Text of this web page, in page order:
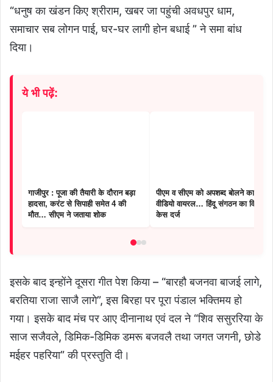
“धनुष का खंडन किए श्रीराम, खबर जा पहुंची अवधपुर धाम,
समाचार सब लोगन पाई, घर-घर लागी होन बधाई ” ने समा बांध
दिया।
ये भी पढ़ें:
गाजीपुर : पूजा की तैयारी के दौरान बड़ा
हादसा, करंट से सिपाही समेत 4 की
मौत… सीएम ने जताया शोक
पीएम व सीएम को अपशब्द बोलने का
वीडियो वायरल… हिंदू संगठन का विरोध,
केस दर्ज
इसके बाद इन्होंने दूसरा गीत पेश किया – “बारहौ बजनवा बाजई लागे,
बरतिया राजा साजै लागे”, इस बिरहा पर पूरा पंडाल भक्तिमय हो
गया। इसके बाद मंच पर आए दीनानाथ एवं दल ने “शिव ससुररिया के
साज सजैवले, डिमिक-डिमिक डमरू बजवलै तथा जगत जगनी, छोडे
मईहर पहरिया” की प्रस्तुति दी।